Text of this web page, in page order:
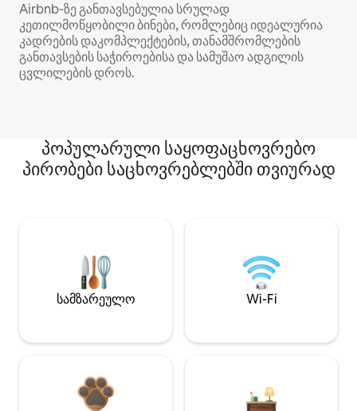
Airbnb‑ზე განთავსებულია სრულად
კეთილმოწყობილი ბინები, რომლებიც იდეალურია
კადრების დაკომპლექტების, თანამშრომლების
განთავსების საჭიროებისა და სამუშაო ადგილის
ცვლილების დროს.
პოპულარული საყოფაცხოვრებო
პირობები საცხოვრებლებში თვიურად
სამზარეულო Wi-Fi